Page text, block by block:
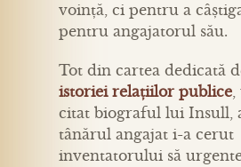
voință, ci pentru a
pentru angajatorul său.
Tot din cartea dedicată
istoriei relațiilor publice,
citat biograful lui Insull,
tânărul angajat i-a cerut
inventatorului să